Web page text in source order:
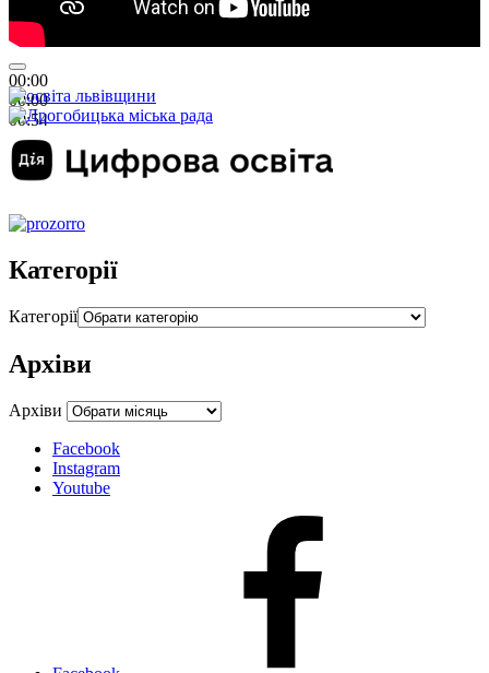
00:00
00:00
00:54
Категорії
Категорії
Архіви
Архіви
Facebook
Instagram
Youtube